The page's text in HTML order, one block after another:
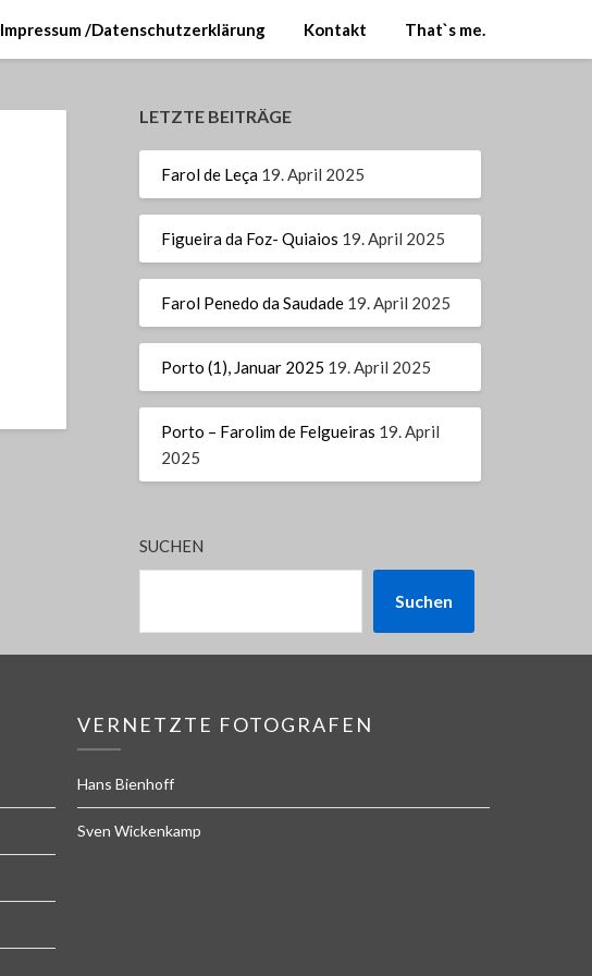
Impressum /Datenschutzerklärung Kontakt That`s me.
LETZTE BEITRÄGE
Farol de Leça 19. April 2025
Figueira da Foz- Quiaios 19. April 2025
Farol Penedo da Saudade 19. April 2025
Porto (1), Januar 2025 19. April 2025
Porto – Farolim de Felgueiras 19. April
2025
SUCHEN
Suchen
VERNETZTE FOTOGRAFEN
Hans Bienhoff
Sven Wickenkamp